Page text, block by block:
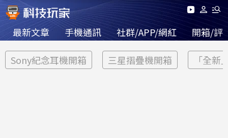
最新文章 手機通訊 社群/APP/網紅 開箱/評
Sony紀念耳機開箱 三星摺疊機開箱 「全新